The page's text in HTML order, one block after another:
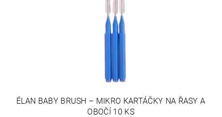
ÉLAN BABY BRUSH – MIKRO KARTÁČKY NA ŘASY A
OBOČÍ 10 KS